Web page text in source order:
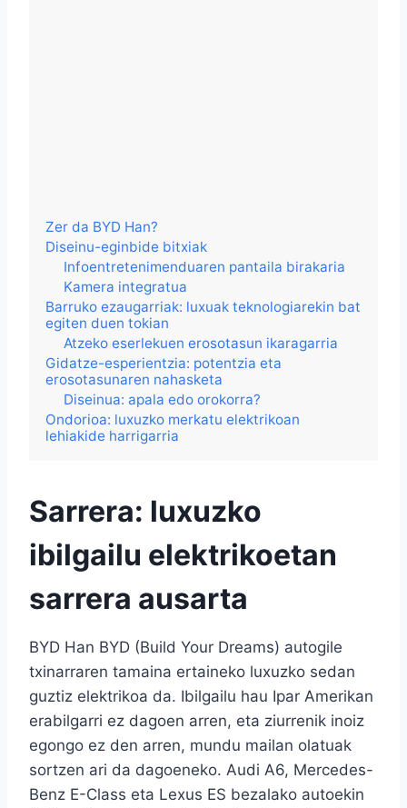
Zer da BYD Han?
Diseinu-eginbide bitxiak
Infoentretenimenduaren pantaila birakaria
Kamera integratua
Barruko ezaugarriak: luxuak teknologiarekin bat
egiten duen tokian
Atzeko eserlekuen erosotasun ikaragarria
Gidatze-esperientzia: potentzia eta
erosotasunaren nahasketa
Diseinua: apala edo orokorra?
Ondorioa: luxuzko merkatu elektrikoan
lehiakide harrigarria
Sarrera: luxuzko
ibilgailu elektrikoetan
sarrera ausarta
BYD Han BYD (Build Your Dreams) autogile
txinarraren tamaina ertaineko luxuzko sedan
guztiz elektrikoa da. Ibilgailu hau Ipar Amerikan
erabilgarri ez dagoen arren, eta ziurrenik inoiz
egongo ez den arren, mundu mailan olatuak
sortzen ari da dagoeneko. Audi A6, Mercedes-
Benz E-Class eta Lexus ES bezalako autoekin